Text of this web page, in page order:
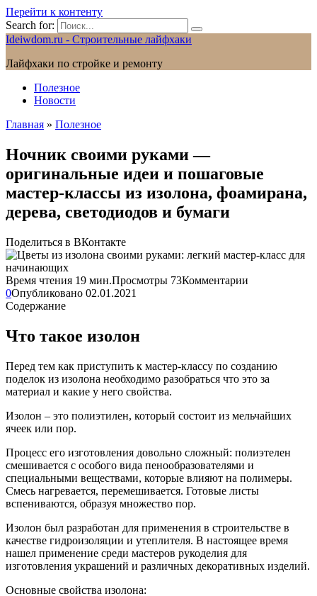
Перейти к контенту
Search for:
Ideiwdom.ru - Строительные лайфхаки
Лайфхаки по стройке и ремонту
Полезное
Новости
Главная » Полезное
Ночник своими руками —
оригинальные идеи и пошаговые
мастер-классы из изолона, фоамирана,
дерева, светодиодов и бумаги
Поделиться в ВКонтакте
Время чтения 19 мин.Просмотры 73Комментарии
0Опубликовано 02.01.2021
Содержание
Что такое изолон
Перед тем как приступить к мастер-классу по созданию
поделок из изолона необходимо разобраться что это за
материал и какие у него свойства.
Изолон – это полиэтилен, который состоит из мельчайших
ячеек или пор.
Процесс его изготовления довольно сложный: полиэтелен
смешивается с особого вида пенообразователями и
специальными веществами, которые влияют на полимеры.
Смесь нагревается, перемешивается. Готовые листы
вспениваются, образуя множество пор.
Изолон был разработан для применения в строительстве в
качестве гидроизоляции и утеплителя. В настоящее время
нашел применение среди мастеров рукоделия для
изготовления украшений и различных декоративных изделий.
Основные свойства изолона: